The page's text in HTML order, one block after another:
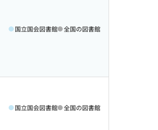
国立国会図書館 全国の図書館
国立国会図書館 全国の図書館